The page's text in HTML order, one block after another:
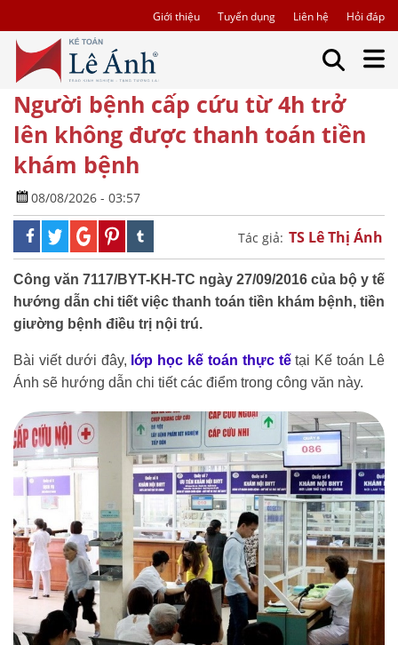
Giới thiệu Tuyển dụng Liên hệ Hỏi đáp
Người bệnh cấp cứu từ 4h trở
lên không được thanh toán tiền
khám bệnh
08/08/2026 - 03:57
Tác giả: TS Lê Thị Ánh
Công văn 7117/BYT-KH-TC ngày 27/09/2016 của bộ y tế
hướng dẫn chi tiết việc thanh toán tiền khám bệnh, tiền
giường bệnh điều trị nội trú.
Bài viết dưới đây, lớp học kế toán thực tế tại Kế toán Lê
Ánh sẽ hướng dẫn chi tiết các điểm trong công văn này.